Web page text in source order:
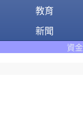
教育
新聞
金需求者免費註冊:9597